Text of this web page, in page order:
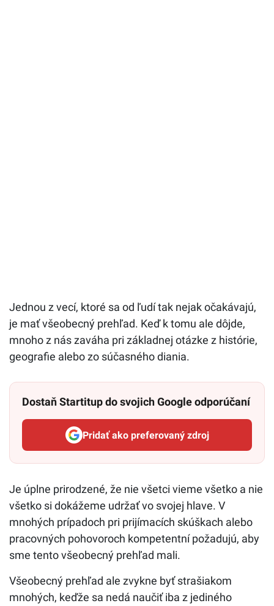
Jednou z vecí, ktoré sa od ľudí tak nejak očakávajú,
je mať všeobecný prehľad. Keď k tomu ale dôjde,
mnoho z nás zaváha pri základnej otázke z histórie,
geografie alebo zo súčasného diania.
Dostaň Startitup do svojich Google odporúčaní
Pridať ako preferovaný zdroj
Startitup, odkaz sa otvorí v
Je úplne prirodzené, že nie všetci vieme všetko a nie
všetko si dokážeme udržať vo svojej hlave. V
mnohých prípadoch pri prijímacích skúškach alebo
pracovných pohovoroch kompetentní požadujú, aby
sme tento všeobecný prehľad mali.
Všeobecný prehľad ale zvykne byť strašiakom
mnohých, keďže sa nedá naučiť iba z jediného